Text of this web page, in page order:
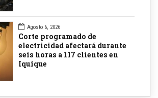
Agosto 6, 2026
Corte programado de
electricidad afectará durante
seis horas a 117 clientes en
Iquique